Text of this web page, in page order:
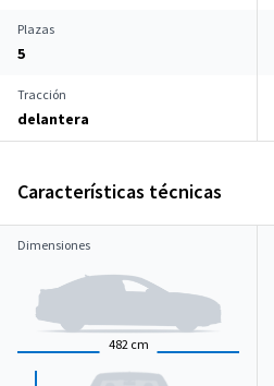
Plazas
5
Tracción
delantera
Características técnicas
Dimensiones
482 cm